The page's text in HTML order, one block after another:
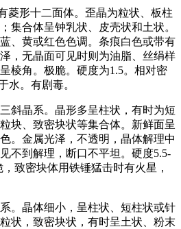
菱形十二面体。歪晶为粒状、板柱
集合体呈钟乳状、皮壳状和土状。
、黄或红色色调。条痕白色或带有
，无晶面可见时则为油脂、丝绢样
棱角。极脆。硬度为1.5。相对密
水。有剧毒。
斜晶系。晶形多呈柱状，有时为短
块、致密块状等集合体。新鲜面呈
。金属光泽，不透明，晶体解理中
不到解理，断口不平坦。硬度5.5-
致密块体用铁锤猛击时有火星，
。晶体细小，呈柱状、短柱状或针
状，致密块状，有时呈土状、粉末